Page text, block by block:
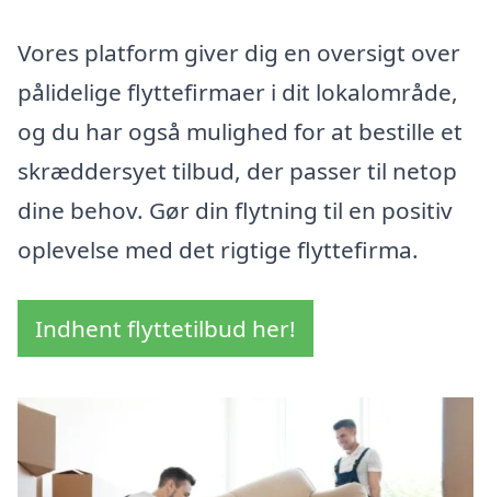
Vores platform giver dig en oversigt over
pålidelige flyttefirmaer i dit lokalområde,
og du har også mulighed for at bestille et
skræddersyet tilbud, der passer til netop
dine behov. Gør din flytning til en positiv
oplevelse med det rigtige flyttefirma.
Indhent flyttetilbud her!